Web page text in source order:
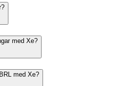
med Xe?
med Xe?